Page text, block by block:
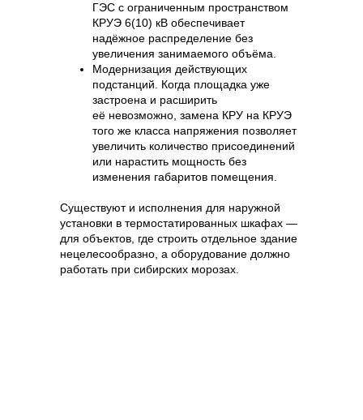
ГЭС с ограниченным пространством
КРУЭ 6(10) кВ обеспечивает
надёжное распределение без
увеличения занимаемого объёма.
Модернизация действующих
подстанций. Когда площадка уже
застроена и расширить
её невозможно, замена КРУ на КРУЭ
того же класса напряжения позволяет
увеличить количество присоединений
или нарастить мощность без
изменения габаритов помещения.
Существуют и исполнения для наружной
установки в термостатированных шкафах —
для объектов, где строить отдельное здание
нецелесообразно, а оборудование должно
работать при сибирских морозах.